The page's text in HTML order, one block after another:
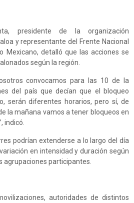
presidente de la organización
y representante del Frente Nacional
Mexicano, detalló que las acciones se
según la región.
convocamos para las 10 de la
del país que decían que el bloqueo
serán diferentes horarios, pero sí, de
la mañana vamos a tener bloqueos en
indicó.
podrían extenderse a lo largo del día
en intensidad y duración según
agrupaciones participantes.
autoridades de distintos